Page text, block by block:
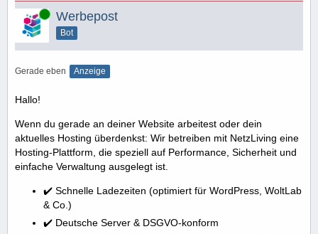
Online Werbepost
Bot
Gerade eben Anzeige
Hallo!
Wenn du gerade an deiner Website arbeitest oder dein
aktuelles Hosting überdenkst: Wir betreiben mit NetzLiving eine
Hosting-Plattform, die speziell auf Performance, Sicherheit und
einfache Verwaltung ausgelegt ist.
✔️ Schnelle Ladezeiten (optimiert für WordPress, WoltLab
& Co.)
✔️ Deutsche Server & DSGVO-konform